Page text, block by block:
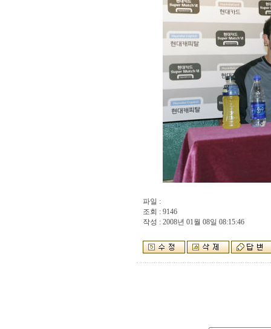
파일 :
조회 : 9146
작성 : 2008년 01월 08일 08:15:46